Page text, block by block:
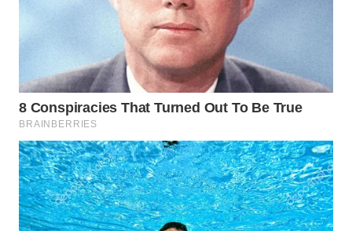
BOGOR
WN
WN
TAPANULI
UTARA